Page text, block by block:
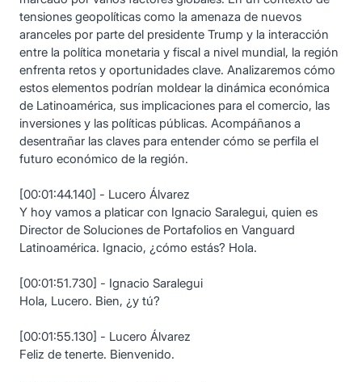
tensiones geopolíticas como la amenaza de nuevos
aranceles por parte del presidente Trump y la interacción
entre la política monetaria y fiscal a nivel mundial, la región
enfrenta retos y oportunidades clave. Analizaremos cómo
estos elementos podrían moldear la dinámica económica
de Latinoamérica, sus implicaciones para el comercio, las
inversiones y las políticas públicas. Acompáñanos a
desentrañar las claves para entender cómo se perfila el
futuro económico de la región.
[00:01:44.140] - Lucero Álvarez
Y hoy vamos a platicar con Ignacio Saralegui, quien es
Director de Soluciones de Portafolios en Vanguard
Latinoamérica. Ignacio, ¿cómo estás? Hola.
[00:01:51.730] - Ignacio Saralegui
Hola, Lucero. Bien, ¿y tú?
[00:01:55.130] - Lucero Álvarez
Feliz de tenerte. Bienvenido.